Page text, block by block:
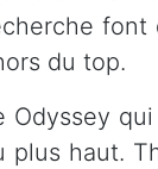
du top.
Odyssey
haut.